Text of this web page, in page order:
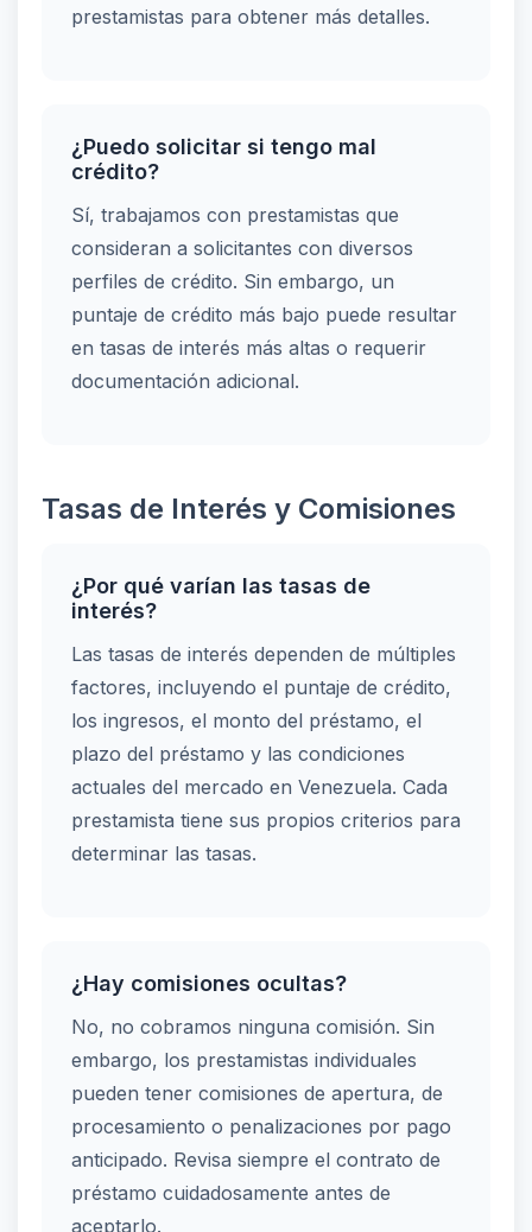
prestamistas para obtener más detalles.
¿Puedo solicitar si tengo mal
crédito?
Sí, trabajamos con prestamistas que
consideran a solicitantes con diversos
perfiles de crédito. Sin embargo, un
puntaje de crédito más bajo puede resultar
en tasas de interés más altas o requerir
documentación adicional.
Tasas de Interés y Comisiones
¿Por qué varían las tasas de
interés?
Las tasas de interés dependen de múltiples
factores, incluyendo el puntaje de crédito,
los ingresos, el monto del préstamo, el
plazo del préstamo y las condiciones
actuales del mercado en Venezuela. Cada
prestamista tiene sus propios criterios para
determinar las tasas.
¿Hay comisiones ocultas?
No, no cobramos ninguna comisión. Sin
embargo, los prestamistas individuales
pueden tener comisiones de apertura, de
procesamiento o penalizaciones por pago
anticipado. Revisa siempre el contrato de
préstamo cuidadosamente antes de
aceptarlo.